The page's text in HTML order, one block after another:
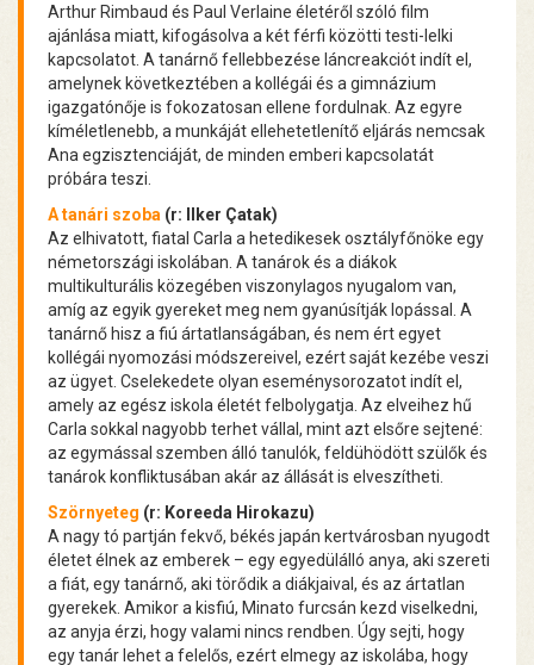
Arthur Rimbaud és Paul Verlaine életéről szóló film
ajánlása miatt, kifogásolva a két férfi közötti testi-lelki
kapcsolatot. A tanárnő fellebbezése láncreakciót indít el,
amelynek következtében a kollégái és a gimnázium
igazgatónője is fokozatosan ellene fordulnak. Az egyre
kíméletlenebb, a munkáját ellehetetlenítő eljárás nemcsak
Ana egzisztenciáját, de minden emberi kapcsolatát
próbára teszi.
A tanári szoba (r: Ilker Çatak)
Az elhivatott, fiatal Carla a hetedikesek osztályfőnöke egy
németországi iskolában. A tanárok és a diákok
multikulturális közegében viszonylagos nyugalom van,
amíg az egyik gyereket meg nem gyanúsítják lopással. A
tanárnő hisz a fiú ártatlanságában, és nem ért egyet
kollégái nyomozási módszereivel, ezért saját kezébe veszi
az ügyet. Cselekedete olyan eseménysorozatot indít el,
amely az egész iskola életét felbolygatja. Az elveihez hű
Carla sokkal nagyobb terhet vállal, mint azt elsőre sejtené:
az egymással szemben álló tanulók, feldühödött szülők és
tanárok konfliktusában akár az állását is elveszítheti.
Szörnyeteg (r: Koreeda Hirokazu)
A nagy tó partján fekvő, békés japán kertvárosban nyugodt
életet élnek az emberek – egy egyedülálló anya, aki szereti
a fiát, egy tanárnő, aki törődik a diákjaival, és az ártatlan
gyerekek. Amikor a kisfiú, Minato furcsán kezd viselkedni,
az anyja érzi, hogy valami nincs rendben. Úgy sejti, hogy
egy tanár lehet a felelős, ezért elmegy az iskolába, hogy